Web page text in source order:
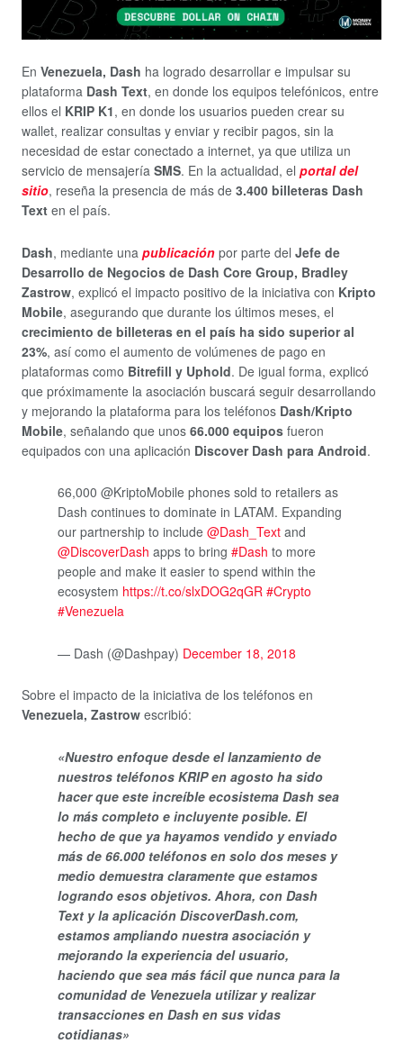
En Venezuela, Dash ha logrado desarrollar e impulsar su
plataforma Dash Text, en donde los equipos telefónicos, entre
ellos el KRIP K1, en donde los usuarios pueden crear su
wallet, realizar consultas y enviar y recibir pagos, sin la
necesidad de estar conectado a internet, ya que utiliza un
servicio de mensajería SMS. En la actualidad, el portal del
sitio, reseña la presencia de más de 3.400 billeteras Dash
Text en el país.
Dash, mediante una publicación por parte del Jefe de
Desarrollo de Negocios de Dash Core Group, Bradley
Zastrow, explicó el impacto positivo de la iniciativa con Kripto
Mobile, asegurando que durante los últimos meses, el
crecimiento de billeteras en el país ha sido superior al
23%, así como el aumento de volúmenes de pago en
plataformas como Bitrefill y Uphold. De igual forma, explicó
que próximamente la asociación buscará seguir desarrollando
y mejorando la plataforma para los teléfonos Dash/Kripto
Mobile, señalando que unos 66.000 equipos fueron
equipados con una aplicación Discover Dash para Android.
66,000 @KriptoMobile phones sold to retailers as
Dash continues to dominate in LATAM. Expanding
our partnership to include @Dash_Text and
@DiscoverDash apps to bring #Dash to more
people and make it easier to spend within the
ecosystem https://t.co/slxDOG2qGR #Crypto
#Venezuela
— Dash (@Dashpay) December 18, 2018
Sobre el impacto de la iniciativa de los teléfonos en
Venezuela, Zastrow escribió:
«Nuestro enfoque desde el lanzamiento de
nuestros teléfonos KRIP en agosto ha sido
hacer que este increíble ecosistema Dash sea
lo más completo e incluyente posible. El
hecho de que ya hayamos vendido y enviado
más de 66.000 teléfonos en solo dos meses y
medio demuestra claramente que estamos
logrando esos objetivos. Ahora, con Dash
Text y la aplicación DiscoverDash.com,
estamos ampliando nuestra asociación y
mejorando la experiencia del usuario,
haciendo que sea más fácil que nunca para la
comunidad de Venezuela utilizar y realizar
transacciones en Dash en sus vidas
cotidianas»